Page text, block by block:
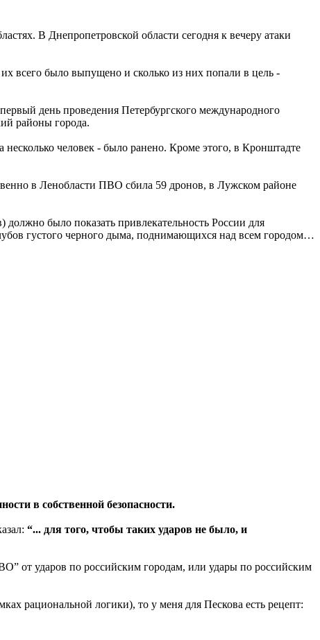
В Днепропетровской области сегодня к вечеру атаки
всего было выпущено и сколько из них попали в цель -
день проведения Петербургского международного
районы города.
человек - было ранено. Кроме этого, в Кронштадте
в Ленобласти ПВО сбила 59 дронов, в Лужском районе
было показать привлекательность России для
густого черного дыма, поднимающихся над всем городом…
в собственной безопасности.
“... для того, чтобы таких ударов не было, и
от ударов по российским городам, или удары по российским
рациональной логики), то у меня для Пескова есть рецепт: